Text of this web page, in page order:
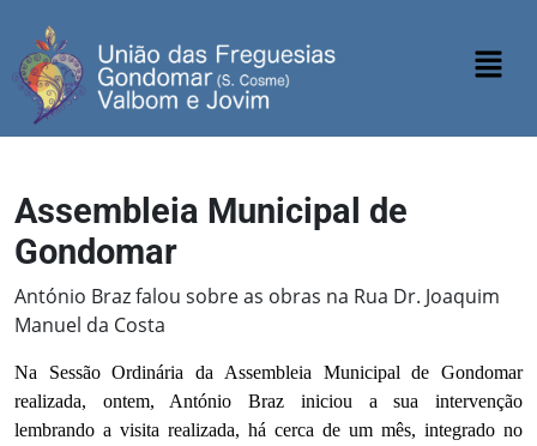
Assembleia Municipal de
Gondomar
António Braz falou sobre as obras na Rua Dr. Joaquim
Manuel da Costa
Na Sessão Ordinária da Assembleia Municipal de Gondomar
realizada, ontem, António Braz iniciou a sua intervenção
lembrando a visita realizada, há cerca de um mês, integrado no